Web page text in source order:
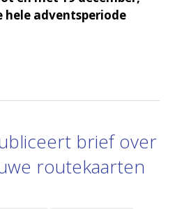
adventsperiode
brief over
routekaarten